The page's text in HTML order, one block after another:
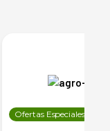
Ofertas Especiales